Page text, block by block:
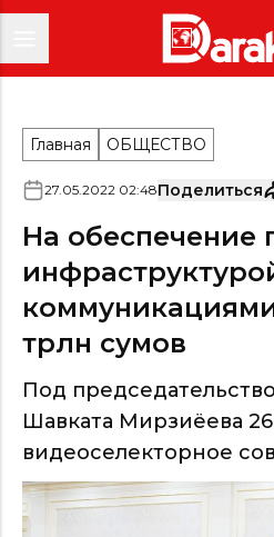
Главная ОБЩЕСТВО
27.05.2022 02:48Поделиться
На обеспечение
трлн сумов
Под
Шавката Мирзиёева
видеоселекторное